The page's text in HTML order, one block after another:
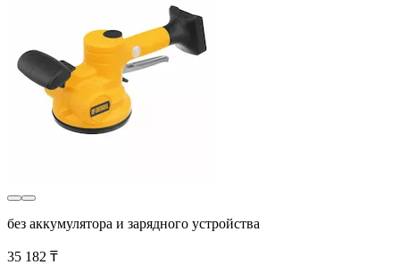
без аккумулятора и зарядного устройства
35 182 ₸